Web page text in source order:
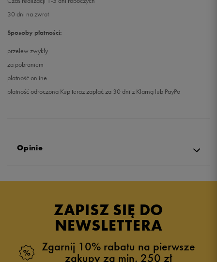
30 dni na zwrot
Sposoby płatności:
przelew zwykły
za pobraniem
płatność online
płatność odroczona Kup teraz zapłać za 30 dni z Klarną lub PayPo
Opinie
5.0
zebranych i zweryfikowanych przez
ZAPISZ SIĘ DO
NEWSLETTERA
Zgarnij 10% rabatu na pierwsze
zakupy za min. 250 zł